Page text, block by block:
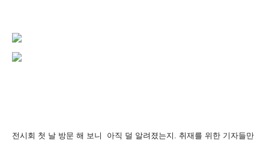
전시회 첫 날 방문 해 보니 아직 덜 알려졌는지. 취재를 위한 기자들만